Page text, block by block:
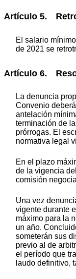
Artículo 5.
El salario
de 2021 se
Artículo 6.
La denuncia
Convenio
antelación
terminación de
prórrogas. El
normativa legal
En el plazo
de la vigencia
comisión
Una vez
vigente durante
máximo para la
un año.
someterán sus
previo al de
el período que
laudo definitivo,